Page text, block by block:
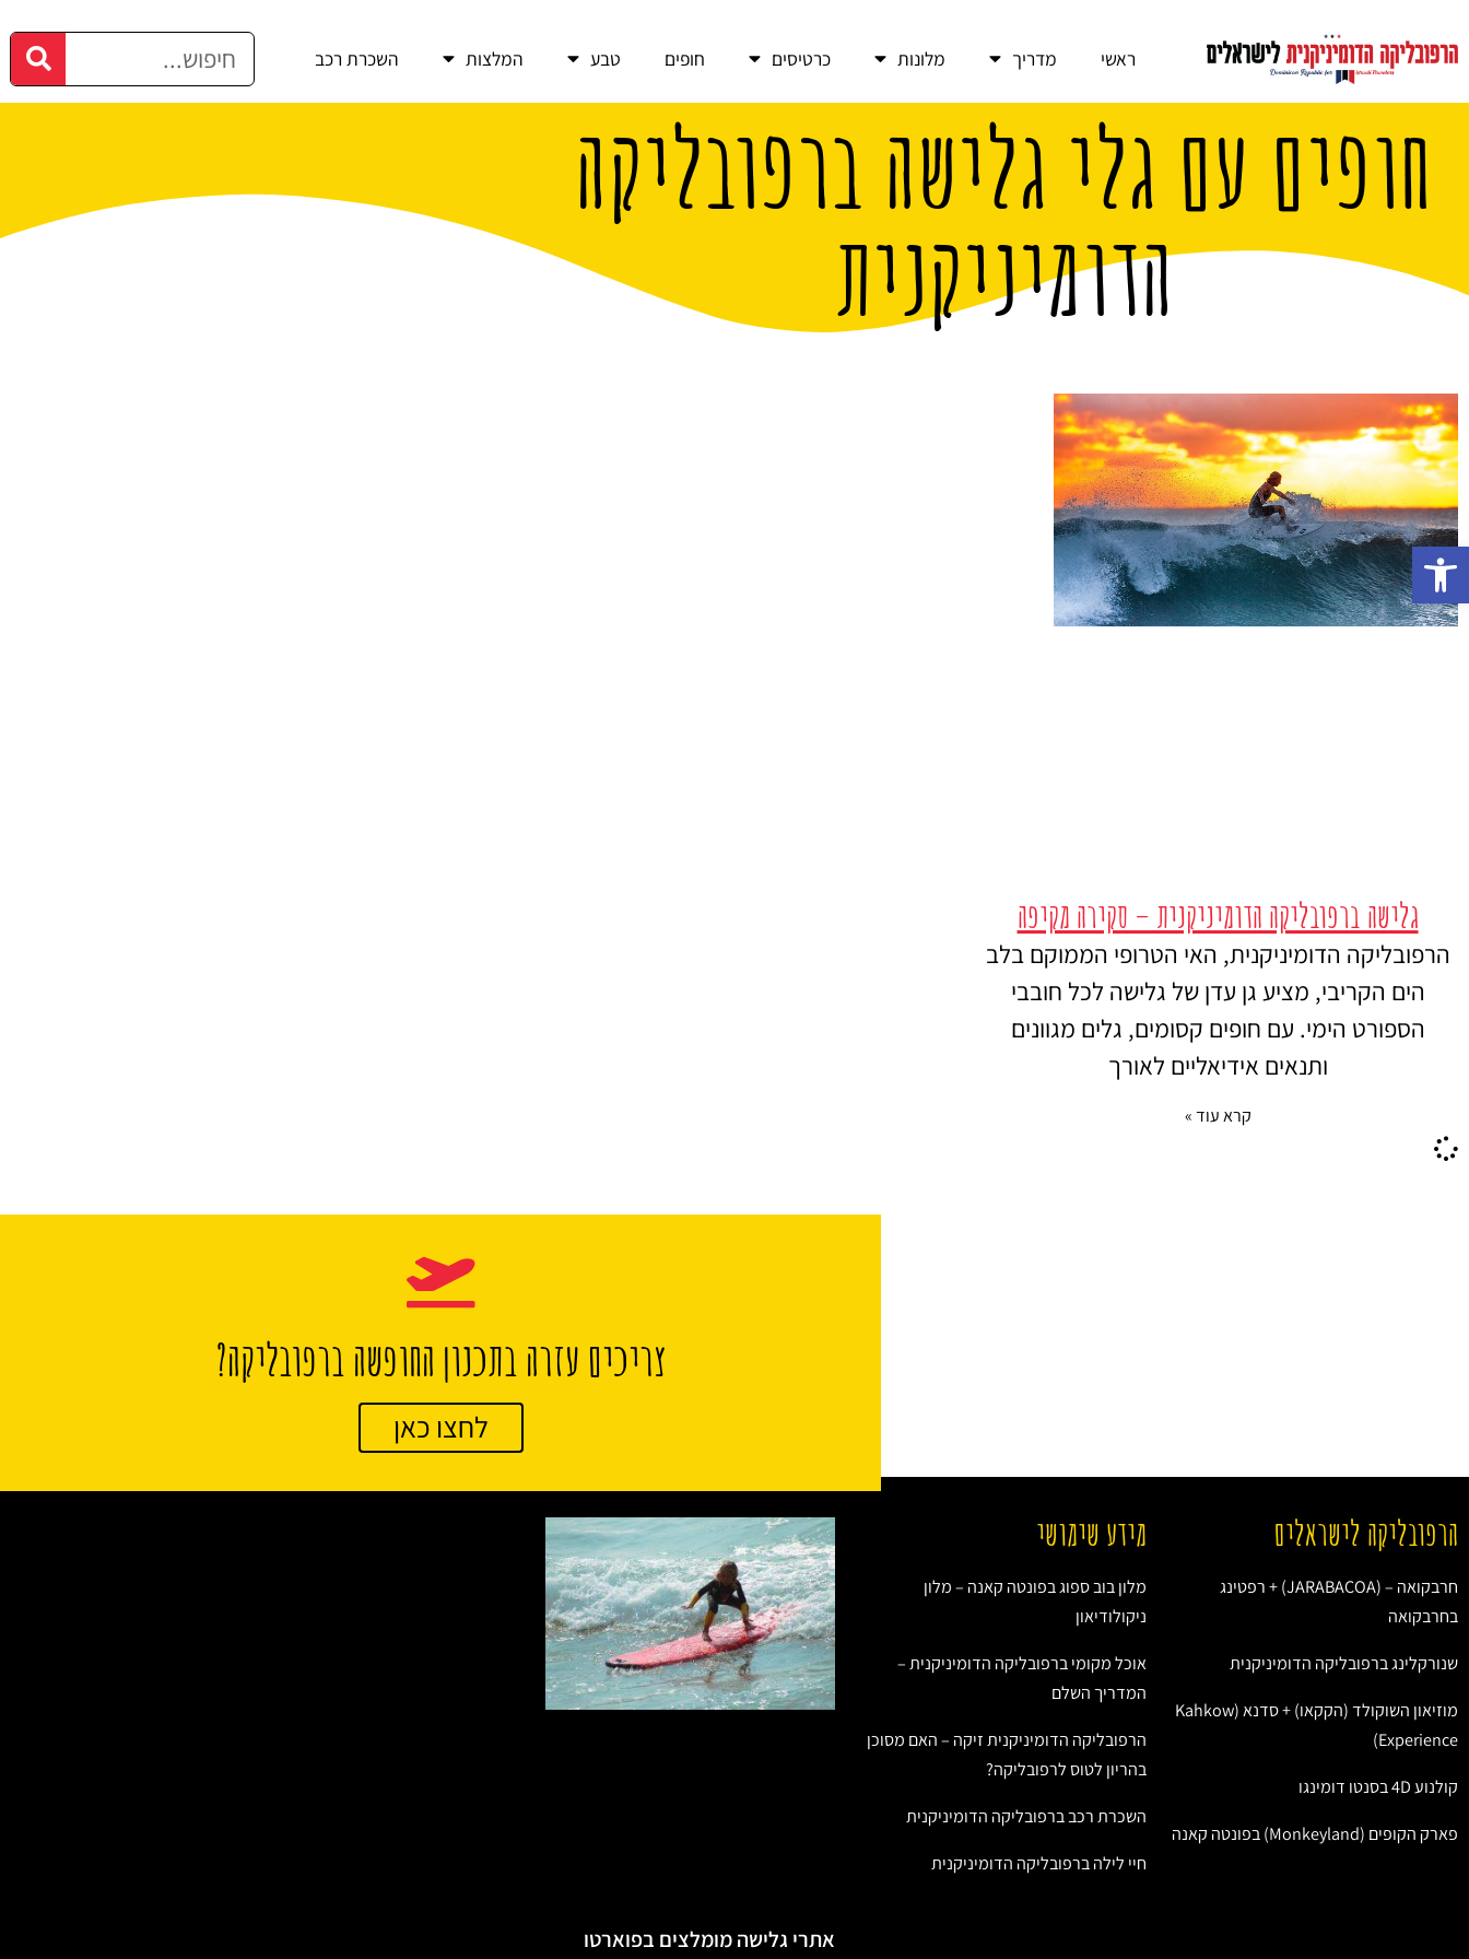
ראשי מדריך מלונות כרטיסים חופים טבע המלצות השכרת רכב
חופים עם גלי גלישה ברפובליקה
הדומיניקנית
גלישה ברפובליקה הדומיניקנית – סקירה מקיפה
הרפובליקה הדומיניקנית, האי הטרופי הממוקם בלב
הים הקריבי, מציע גן עדן של גלישה לכל חובבי
הספורט הימי. עם חופים קסומים, גלים מגוונים
ותנאים אידיאליים לאורך
קרא עוד »
צריכים עזרה בתכנון החופשה ברפובליקה?
לחצו כאן
הרפובליקה לישראלים
חרבקואה – (JARABACOA) + רפטינג
בחרבקואה
שנורקלינג ברפובליקה הדומיניקנית
מוזיאון השוקולד (הקקאו) + סדנא (Kahkow
Experience)
קולנוע 4D בסנטו דומינגו
פארק הקופים (Monkeyland) בפונטה קאנה
מידע שימושי
מלון בוב ספוג בפונטה קאנה – מלון
ניקולודיאון
אוכל מקומי ברפובליקה הדומיניקנית –
המדריך השלם
הרפובליקה הדומיניקנית זיקה – האם מסוכן
בהריון לטוס לרפובליקה?
השכרת רכב ברפובליקה הדומיניקנית
חיי לילה ברפובליקה הדומיניקנית
אתרי גלישה מומלצים בפוארטו
פתח סרגל נגישות